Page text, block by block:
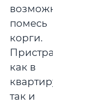
возможно
помесь
корги.
Пристраивается
как в
квартиру,
так и